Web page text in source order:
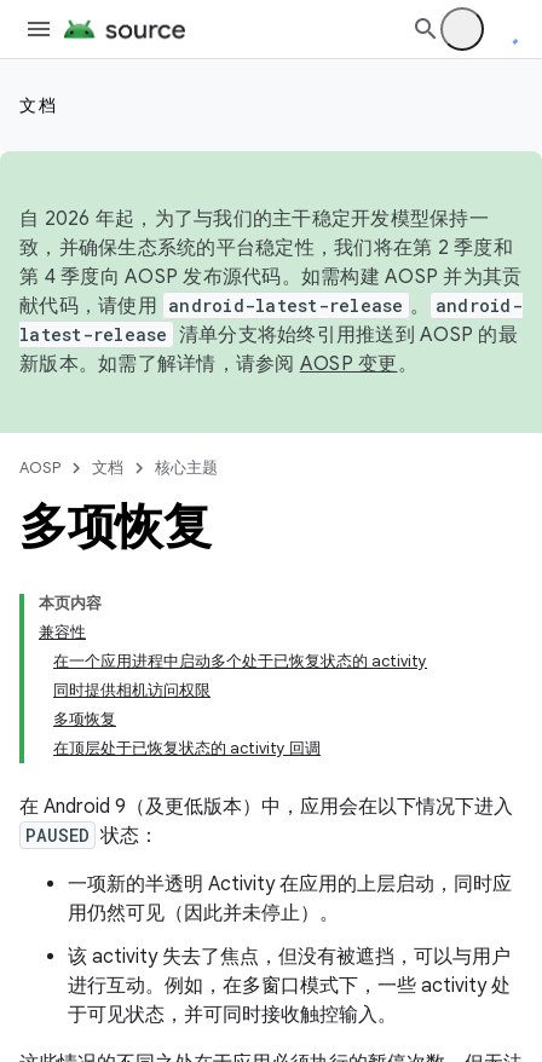
文档
自 2026 年起，为了与我们的主干稳定开发模型保持一
致，并确保生态系统的平台稳定性，我们将在第 2 季度和
第 4 季度向 AOSP 发布源代码。如需构建 AOSP 并为其贡
献代码，请使用 android-latest-release 。
android-
latest-release 清单分支将始终引用推送到 AOSP 的最
新版本。如需了解详情，请参阅 AOSP 变更。
AOSP 文档 核心主题
多项恢复
本页内容
兼容性
在一个应用进程中启动多个处于已恢复状态的 activity
同时提供相机访问权限
多项恢复
在顶层处于已恢复状态的 activity 回调
在 Android 9（及更低版本）中，应用会在以下情况下进入
PAUSED 状态：
一项新的半透明 Activity 在应用的上层启动，同时应
用仍然可见（因此并未停止）。
该 activity 失去了焦点，但没有被遮挡，可以与用户
进行互动。例如，在多窗口模式下，一些 activity 处
于可见状态，并可同时接收触控输入。